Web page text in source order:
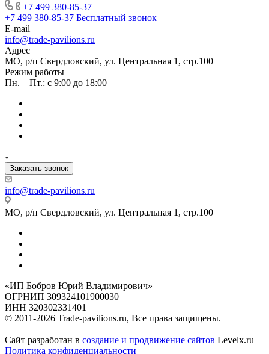
+7 499 380-85-37
+7 499 380-85-37 Бесплатный звонок
E-mail
info@trade-pavilions.ru
Адрес
МО, р/п Свердловский, ул. Центральная 1, стр.100
Режим работы
Пн. – Пт.: с 9:00 до 18:00
Заказать звонок
info@trade-pavilions.ru
МО, р/п Свердловский, ул. Центральная 1, стр.100
«ИП Бобров Юрий Владимирович»
ОГРНИП 309324101900030
ИНН 320302331401
© 2011-2026 Trade-pavilions.ru, Все права защищены.
Сайт разработан в создание и продвижение сайтов Levelx.ru
Политика конфиденциальности